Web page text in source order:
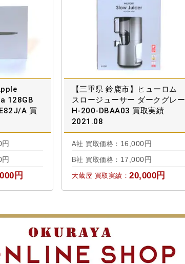
128GB
A 買
円
【三重県 鈴鹿市】ヒューロム
スロージューサー ダークグレー
H-200-DBAA03 買取実績
2021.08
A社 買取価格： 16,000円
B社 買取価格： 17,000円
大蔵屋 買取実績： 20,000円